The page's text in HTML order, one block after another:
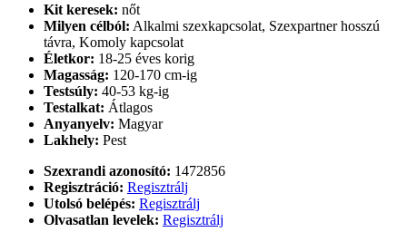
Kit keresek: nőt
Milyen célból: Alkalmi szexkapcsolat, Szexpartner hosszú
távra, Komoly kapcsolat
Életkor: 18-25 éves korig
Magasság: 120-170 cm-ig
Testsúly: 40-53 kg-ig
Testalkat: Átlagos
Anyanyelv: Magyar
Lakhely: Pest
Szexrandi azonosító: 1472856
Regisztráció: Regisztrálj
Utolsó belépés: Regisztrálj
Olvasatlan levelek: Regisztrálj